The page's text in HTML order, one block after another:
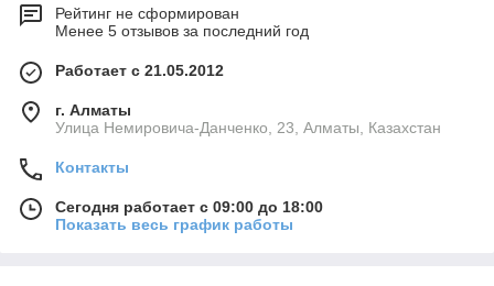
Рейтинг не сформирован
Менее 5 отзывов за последний год
Работает с 21.05.2012
г. Алматы
Улица Немировича-Данченко, 23, Алматы, Казахстан
Контакты
Сегодня работает с 09:00 до 18:00
Показать весь график работы